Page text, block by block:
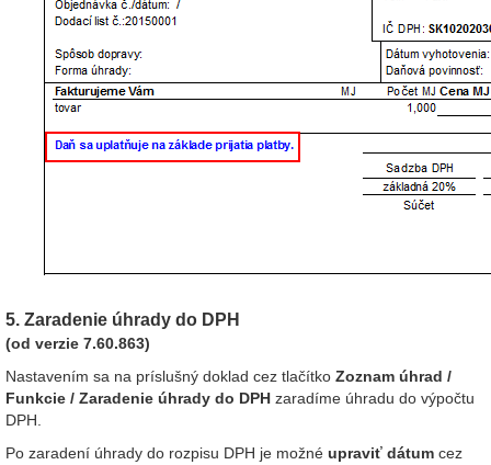
5. Zaradenie úhrady do DPH
(od verzie 7.60.863)
Nastavením sa na príslušný doklad cez tlačítko Zoznam úhrad /
Funkcie / Zaradenie úhrady do DPH zaradíme úhradu do výpočtu
DPH.
Po zaradení úhrady do rozpisu DPH je možné upraviť dátum cez